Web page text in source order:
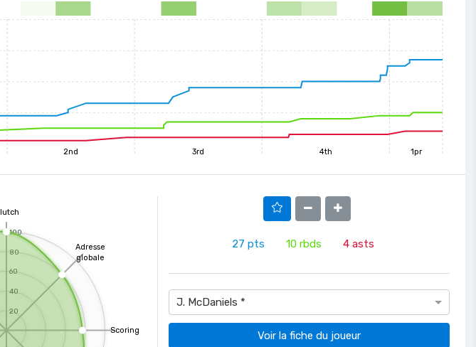
14
2nd 3rd 4th 1pr
27 pts 10rbds 4asts
J. McDaniels *
Voir la fiche du joueur
100
80
60
40
20
Adresse
globale
Scoring